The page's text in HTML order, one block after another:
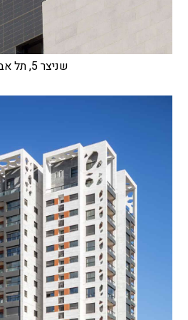
שניצר 5, תל אביב